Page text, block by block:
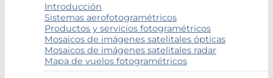
Introducción
Sistemas aerofotogramétricos
Productos y servicios fotogramétricos
Mosaicos de imágenes satelitales ópticas
Mosaicos de imágenes satelitales radar
Mapa de vuelos fotogramétricos